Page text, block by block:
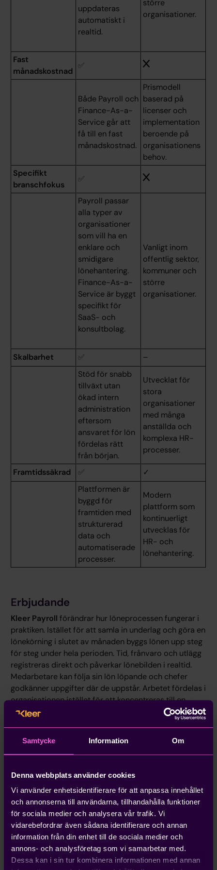
Samtycke Information Om
Denna webbplats använder cookies
Vi använder enhetsidentifierare för att anpassa innehållet
och annonserna till användarna, tillhandahålla funktioner
för sociala medier och analysera vår trafik. Vi
vidarebefordrar även sådana identifierare och annan
information från din enhet till de sociala medier och
annons- och analysföretag som vi samarbetar med.
Dessa kan i sin tur kombinera informationen med annan
uppdateras
automatiskt i
realtid.
större
organisationer.
Fast
månadskostnad
✅
Både Payroll och
Finance-As-a-
Service går att
få till en fast
månadskostnad.
Prismodell
baserad på
licenser och
implementation
beroende på
organisationens
behov.
Specifikt
branschfokus
✅
Payroll passar
alla typer av
organisationer
som vill ha en
enklare och
smidigare
lönehantering.
Finance-As-a-
Service är byggt
specifikt för
SaaS- och
konsultbolag.
Vanligt inom
offentlig sektor,
kommuner och
större
organisationer.
Skalbarhet ✅
–
Stöd för snabb
tillväxt utan
ökad intern
administration
eftersom
ansvaret för lön
fördelas rätt
från början.
Utvecklat för
stora
organisationer
med många
anställda och
komplexa HR-
processer.
Framtidssäkrad ✅
✓
Plattformen är
byggd för
framtiden med
strukturerad
data och
automatiserade
processer.
Modern
plattform som
kontinuerligt
utvecklas för
HR- och
lönehantering.
Erbjudande
Kleer Payrollförändrar hur löneprocessen fungerar i
praktiken. Istället för att samla in underlag och göra en
lönekörning i slutet av månaden byggs lönen upp steg
för steg under hela perioden. Tid, frånvaro och utlägg
registreras direkt och påverkar lönebilden i realtid.
Medarbetare kan följa sin lön löpande och chefer
godkänner uppgifter där de uppstår. Arbetet fördelas i
organisationen istället för att koncentreras till en
enskild löneadministratör. Samtidigt finns
lönespecialister från Kleer tillgängliga i bakgrunden för
sena korrigeringar och en stabilare löneprocess.
sammanhängande system kan vi även erbjuda
Finance. Där integreras bokföring, fakturering, löner
och ekonomisk uppföljning i en gemensam plattform.
Heromaär ett HR- och lönesystem som används för
att hantera personaladministration i större
organisationer. Systemet innehåller funktioner för
bland annat lönehantering, HR-processer,